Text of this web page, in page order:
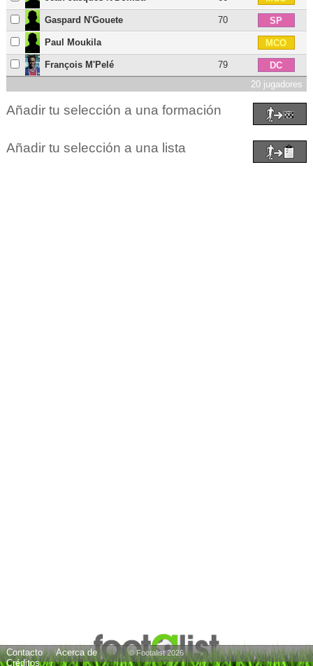
Gaspard N'Gouete 70 SP
Paul Moukila MCO
François M'Pelé 79
DC
20 jugadores
Añadir tu selección a una formación
Añadir tu selección a una lista
Contacto
Acerca de
Créditos
© Footalist 2026